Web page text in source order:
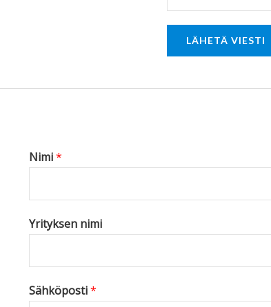
o
r
s
e
LÄHETÄ VIESTI
Nimi*
Yrityksen nimi
Sähköposti*